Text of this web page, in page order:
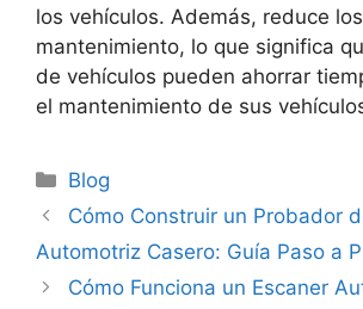
los vehículos. Además, reduce
mantenimiento, lo que significa
de vehículos pueden ahorrar
el mantenimiento de sus
Categorías
Blog
Cómo Construir un Probador
Automotriz Casero: Guía Paso a
Cómo Funciona un Escaner